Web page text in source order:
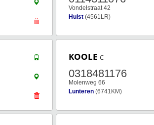
Vondelstraat 42
Hulst (4561LR)
KOOLE c
0318481176
Molenweg 66
Lunteren (6741KM)